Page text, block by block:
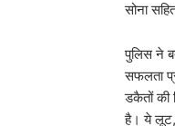
सोना
पुलिस ने
सफलता
डकैतों की
है। ये लूट,